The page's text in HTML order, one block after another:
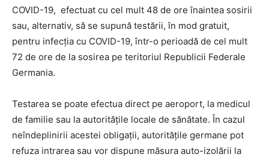
COVID-19, efectuat cu cel mult 48 de ore înaintea sosirii
sau, alternativ, să se supună testării, în mod gratuit,
pentru infecția cu COVID-19, într-o perioadă de cel mult
72 de ore de la sosirea pe teritoriul Republicii Federale
Germania.
Testarea se poate efectua direct pe aeroport, la medicul
de familie sau la autoritățile locale de sănătate. În cazul
neîndeplinirii acestei obligații, autoritățile germane pot
refuza intrarea sau vor dispune măsura auto-izolării la